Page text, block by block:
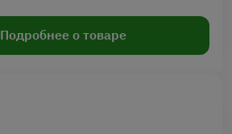
Подробнее о товаре